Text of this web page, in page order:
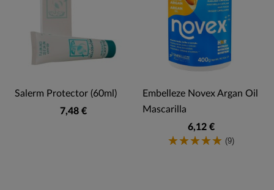
Salerm Protector (60ml)
7,48 €
Embelleze Novex Argan Oil
Mascarilla
6,12 €
(9)